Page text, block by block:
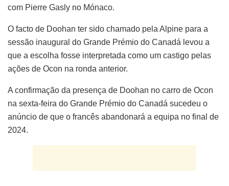
com Pierre Gasly no Mónaco.
O facto de Doohan ter sido chamado pela Alpine para a
sessão inaugural do Grande Prémio do Canadá levou a
que a escolha fosse interpretada como um castigo pelas
ações de Ocon na ronda anterior.
A confirmação da presença de Doohan no carro de Ocon
na sexta-feira do Grande Prémio do Canadá sucedeu o
anúncio de que o francês abandonará a equipa no final de
2024.